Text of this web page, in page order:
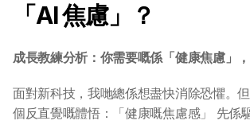
「AI 焦慮」？
成長教練分析：你需要嘅係「健康焦慮」，
面對新科技，我哋總係想盡快消除恐懼。
個反直覺嘅體悟：「健康嘅焦慮感」 先係